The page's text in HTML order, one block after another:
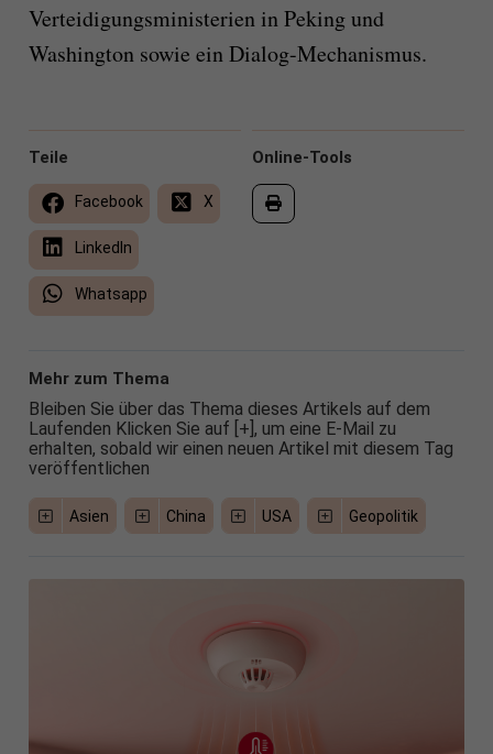
Verteidigungsministerien in Peking und
Washington sowie ein Dialog-Mechanismus.
Online-Tools
Teile
Facebook X
LinkedIn
Whatsapp
Mehr zum Thema
Bleiben Sie über das Thema dieses Artikels auf dem
Laufenden Klicken Sie auf [+], um eine E-Mail zu
erhalten, sobald wir einen neuen Artikel mit diesem Tag
veröffentlichen
Asien China USA Geopolitik